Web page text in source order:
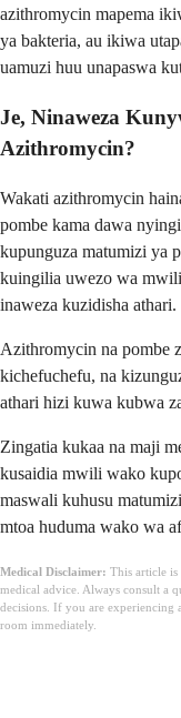
azithromycin mapema
ya bakteria, au ikiwa
uamuzi huu unapaswa
Je, Ninaweza
Azithromycin?
Wakati azithromycin
pombe kama dawa
kupunguza matumizi ya
kuingilia uwezo wa
inaweza kuzidisha athari.
Azithromycin na pombe
kichefuchefu, na
athari hizi kuwa kubwa
Zingatia kukaa na maji
kusaidia mwili wako
maswali kuhusu
mtoa huduma wako wa
Medical Disclaimer: This article
medical advice. Always consult a
decisions. If you are experiencing
room immediately.